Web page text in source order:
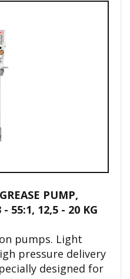
PUMP,
55:1, 12,5 - 20 KG
pumps. Light
pressure delivery
designed for